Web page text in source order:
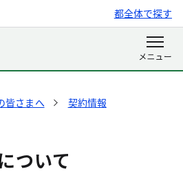
都全体で探す
皆さまへ
契約情報
ついて